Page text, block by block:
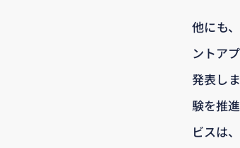
他にも
ントア
発表し
験を推
ビスは